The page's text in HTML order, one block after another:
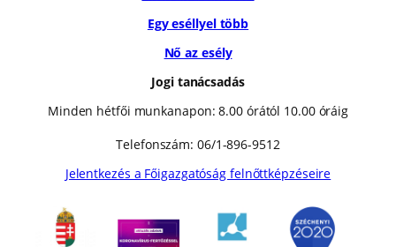
Egy eséllyel több
Nő az esély
Jogi tanácsadás
Minden hétfői munkanapon: 8.00 órától 10.00 óráig
Telefonszám: 06/1-896-9512
Jelentkezés a Főigazgatóság felnőttképzéseire